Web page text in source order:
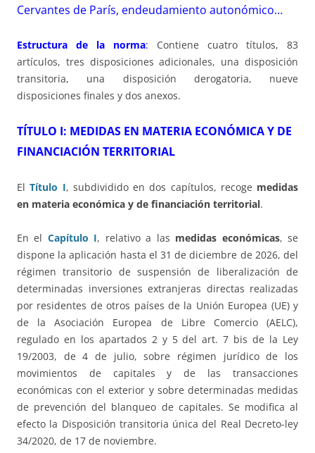
Cervantes de París, endeudamiento autonómico…
Estructura de la norma: Contiene cuatro títulos, 83
artículos, tres disposiciones adicionales, una disposición
transitoria, una disposición derogatoria, nueve
disposiciones finales y dos anexos.
TÍTULO I: MEDIDAS EN MATERIA ECONÓMICA Y DE
FINANCIACIÓN TERRITORIAL
ElTítulo I, subdividido en dos capítulos, recoge medidas
en materia económica y de financiación territorial.
En el Capítulo I, relativo a las medidas económicas, se
dispone la aplicación hasta el 31 de diciembre de 2026, del
régimen transitorio de suspensión de liberalización de
determinadas inversiones extranjeras directas realizadas
por residentes de otros países de la Unión Europea (UE) y
de la Asociación Europea de Libre Comercio (AELC),
regulado en los apartados 2 y 5 del art. 7 bis de la Ley
19/2003, de 4 de julio, sobre régimen jurídico de los
movimientos de capitales y de las transacciones
económicas con el exterior y sobre determinadas medidas
de prevención del blanqueo de capitales. Se modifica al
efecto la Disposición transitoria única del Real Decreto-ley
34/2020, de 17 de noviembre.